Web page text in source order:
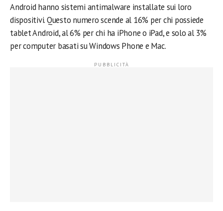
Android hanno sistemi antimalware installate sui loro
dispositivi. Questo numero scende al 16% per chi possiede
tablet Android, al 6% per chi ha iPhone o iPad, e solo al 3%
per computer basati su Windows Phone e Mac.